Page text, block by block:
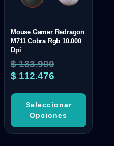
Mouse Gamer Redragon
M711 Cobra Rgb 10.000
Dpi
$133.900
$ 112.476
Seleccionar
Opciones